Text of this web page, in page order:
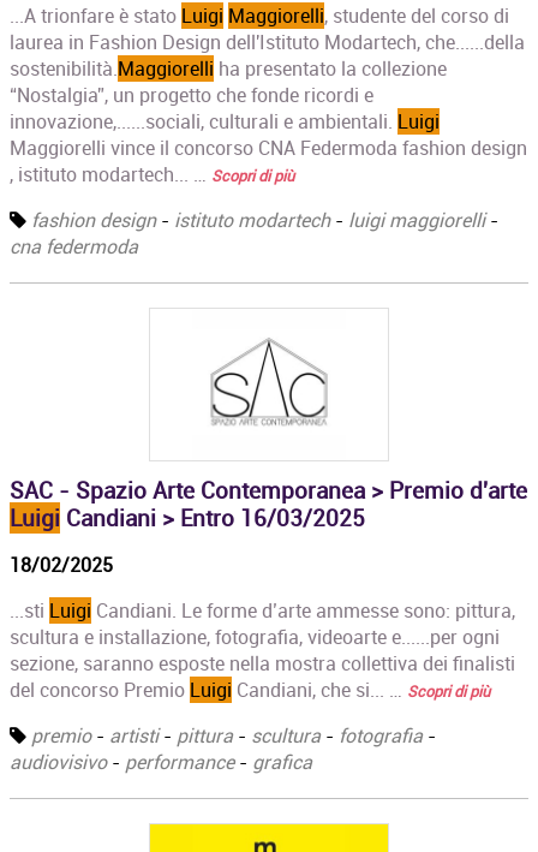
...A trionfare è stato Luigi Maggiorelli, studente del corso di
laurea in Fashion Design dell'Istituto Modartech, che......della
sostenibilità.Maggiorelli ha presentato la collezione
“Nostalgia”, un progetto che fonde ricordi e
innovazione,......sociali, culturali e ambientali. Luigi
Maggiorelli vince il concorso CNA Federmoda fashion design
, istituto modartech... … Scopri di più
fashion design- istituto modartech- luigi maggiorelli-
cna federmoda
SAC - Spazio Arte Contemporanea > Premio d'arte
Luigi Candiani > Entro 16/03/2025
18/02/2025
...sti Luigi Candiani. Le forme d’arte ammesse sono: pittura,
scultura e installazione, fotografia, videoarte e......per ogni
sezione, saranno esposte nella mostra collettiva dei finalisti
del concorso Premio Luigi Candiani, che si... … Scopri di più
premio- artisti- pittura- scultura- fotografia-
audiovisivo- performance- grafica